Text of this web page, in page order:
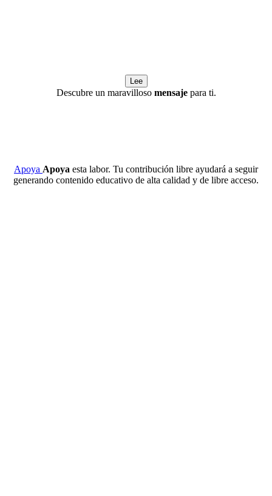
Lee
Descubre un maravilloso mensajepara ti.
Apoya Apoya esta labor. Tu contribución libre ayudará a seguir
generando contenido educativo de alta calidad y de libre acceso.